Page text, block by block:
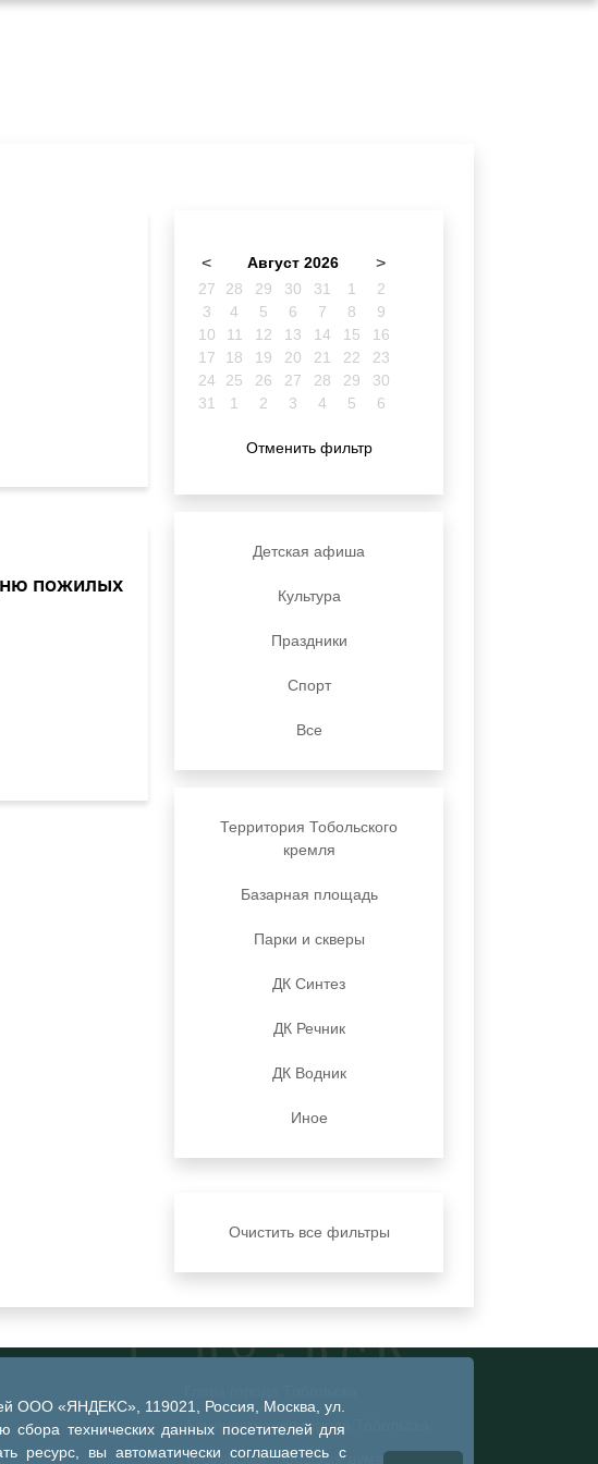
ООО «ЯНДЕКС», 119021, Россия, Москва, ул.
технических данных посетителей для
ресурс, вы автоматически соглашаетесь с
пожилых
< Август 2026 >
27 28 29 30 31 1
2
3
4 5 6 7 8
9
10
11 12 13 14 15
16
17
18 19 20 21 22
23
24
25 26 27 28 29
30
31
1 2 3 4 5 6
Отменить фильтр
Детская афиша
Культура
Праздники
Спорт
Все
Территория Тобольского
кремля
Базарная площадь
Парки и скверы
ДК Синтез
ДК Речник
ДК Водник
Иное
Очистить все фильтры
Администрация города Тобольска
Тобольская городская дума